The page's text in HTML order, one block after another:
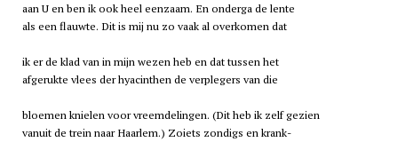
aan U en ben ik ook heel eenzaam. En onderga de lente
als een flauwte. Dit is mij nu zo vaak al overkomen dat
ik er de klad van in mijn wezen heb en dat tussen het
afgerukte vlees der hyacinthen de verplegers van die
bloemen knielen voor vreemdelingen. (Dit heb ik zelf gezien
vanuit de trein naar Haarlem.) Zoiets zondigs en krank-